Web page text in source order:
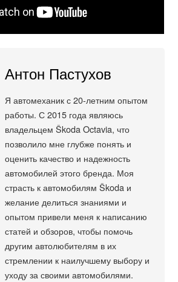
Антон Пастухов
Я автомеханик с 20-летним опытом
работы. С 2015 года являюсь
владельцем Škoda Octavia, что
позволило мне глубже понять и
оценить качество и надежность
автомобилей этого бренда. Моя
страсть к автомобилям Škoda и
желание делиться знаниями и
опытом привели меня к написанию
статей и обзоров, чтобы помочь
другим автолюбителям в их
стремлении к наилучшему выбору и
уходу за своими автомобилями.